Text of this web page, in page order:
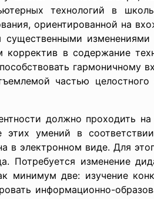
технологий в
ориентированной на
изменениями
корректив в содержание
гармоничному
частью целостного
должно проходить
умений в
в электронном виде. Для
Потребуется изменение
две: изучение
информационно-